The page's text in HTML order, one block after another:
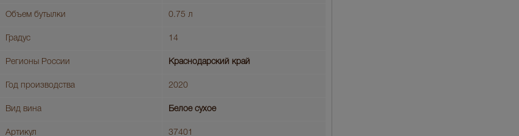
Объем бутылки 0.75 л
Градус 14
Регионы России Краснодарский край
Год производства 2020
Вид вина Белое сухое
Артикул 37401